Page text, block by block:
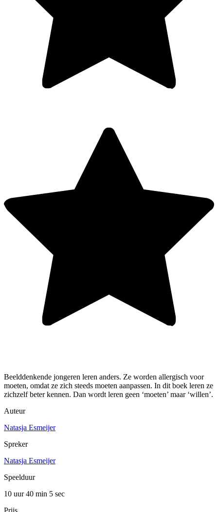
Beelddenkende jongeren leren anders. Ze worden allergisch voor
moeten, omdat ze zich steeds moeten aanpassen. In dit boek leren ze
zichzelf beter kennen. Dan wordt leren geen ‘moeten’ maar ‘willen’.
Auteur
Natasja Esmeijer
Spreker
Natasja Esmeijer
Speelduur
10 uur 40 min 5 sec
Prijs